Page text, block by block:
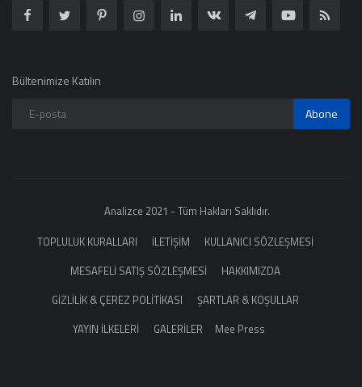
Bültenimize Katılın
Abone
Analizce 2021 - Tüm Hakları Saklıdır.
TOPLULUK KURALLARI
İLETİŞİM
KULLANICI SÖZLEŞMESİ
MESAFELİ SATIŞ SÖZLEŞMESİ
HAKKIMIZDA
GİZLİLİK & ÇEREZ POLİTİKASI
ŞARTLAR & KOŞULLAR
YAYIN İLKELERİ
GALERİLER Mee Press